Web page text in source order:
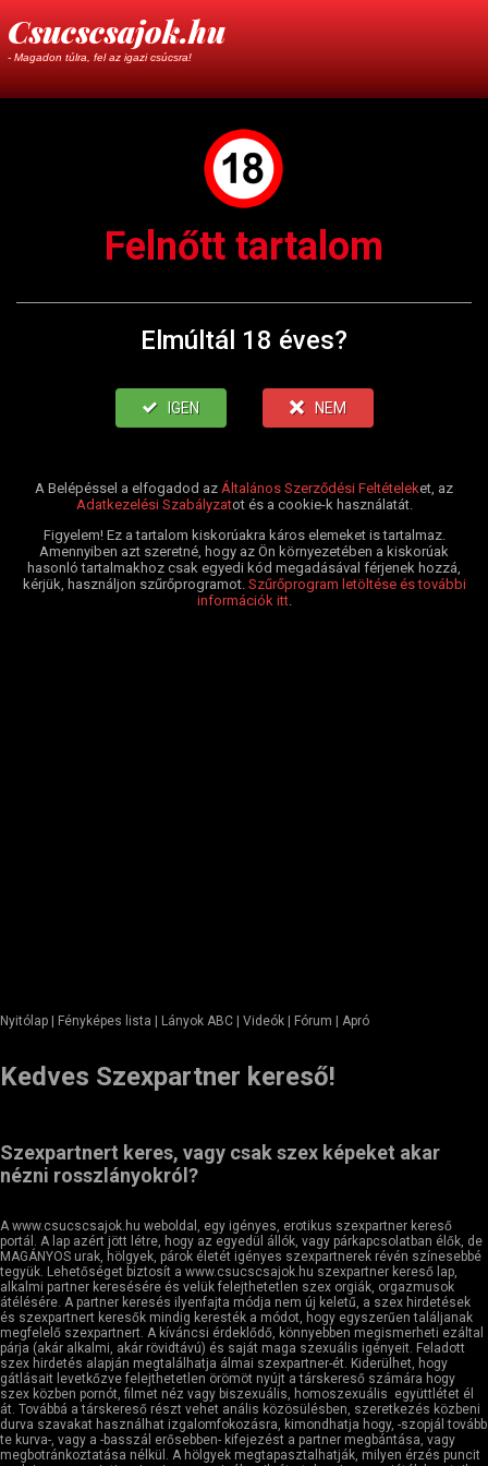
Csucscsajok.hu
- Magadon túlra, fel az igazi csúcsra!
Felnőtt tartalom
Elmúltál 18 éves?
IGEN NEM
A Belépéssel a elfogadod az Általános Szerződési Feltételeket, az
Adatkezelési Szabályzatot és a cookie-k használatát.
Figyelem! Ez a tartalom kiskorúakra káros elemeket is tartalmaz.
Amennyiben azt szeretné, hogy az Ön környezetében a kiskorúak
hasonló tartalmakhoz csak egyedi kód megadásával férjenek hozzá,
kérjük, használjon szűrőprogramot. Szűrőprogram letöltése és további
információk itt.
Nyitólap | Fényképes lista | Lányok ABC | Videók | Fórum | Apró
Kedves Szexpartner kereső!
Szexpartnert keres, vagy csak szex képeket akar
nézni rosszlányokról?
A www.csucscsajok.hu weboldal, egy igényes, erotikus szexpartner kereső
portál. A lap azért jött létre, hogy az egyedül állók, vagy párkapcsolatban élők, de
MAGÁNYOS urak, hölgyek, párok életét igényes szexpartnerek révén színesebbé
tegyük. Lehetőséget biztosít a www.csucscsajok.hu szexpartner kereső lap,
alkalmi partner keresésére és velük felejthetetlen szex orgiák, orgazmusok
átélésére. A partner keresés ilyenfajta módja nem új keletű, a szex hirdetések
és szexpartnert keresők mindig keresték a módot, hogy egyszerűen találjanak
megfelelő szexpartnert. A kíváncsi érdeklődő, könnyebben megismerheti ezáltal
párja (akár alkalmi, akár rövidtávú) és saját maga szexuális igényeit. Feladott
szex hirdetés alapján megtalálhatja álmai szexpartner-ét. Kiderülhet, hogy
gátlásait levetkőzve felejthetetlen örömöt nyújt a társkereső számára hogy
szex közben pornót, filmet néz vagy biszexuális, homoszexuális együttlétet él
át. Továbbá a társkereső részt vehet anális közösülésben, szeretkezés közbeni
durva szavakat használhat izgalomfokozásra, kimondhatja hogy, -szopjál tovább
te kurva-, vagy a -basszál erősebben- kifejezést a partner megbántása, vagy
megbotránkoztatása nélkül. A hölgyek megtapasztalhatják, milyen érzés puncit